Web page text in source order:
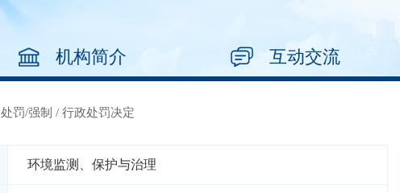
机构简介 互动交流
处罚/强制 / 行政处罚决定
环境监测、保护与治理